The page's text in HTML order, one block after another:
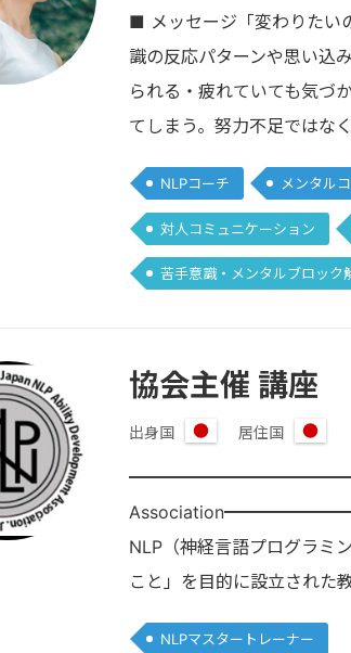
本
本
■ メッセージ「変わりたい
識の反応パターンや思い込
られる・疲れていても気づ
てしまう。努力不足ではな
NLPコーチ メンタル
対人コミュニケーション
苦手意識・メンタルブロック
協会主催 講座
出身国
日
本
居住国
日
本
NLP（神経言語プログラミ
こと」を目的に設立された
NLPマスタートレーナー